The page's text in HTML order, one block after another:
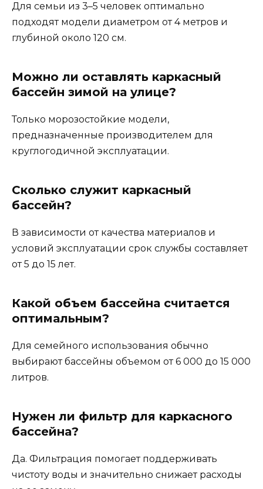
Для семьи из 3–5 человек оптимально
подходят модели диаметром от 4 метров и
глубиной около 120 см.
Можно ли оставлять каркасный
бассейн зимой на улице?
Только морозостойкие модели,
предназначенные производителем для
круглогодичной эксплуатации.
Сколько служит каркасный
бассейн?
В зависимости от качества материалов и
условий эксплуатации срок службы составляет
от 5 до 15 лет.
Какой объем бассейна считается
оптимальным?
Для семейного использования обычно
выбирают бассейны объемом от 6 000 до 15 000
литров.
Нужен ли фильтр для каркасного
бассейна?
Да. Фильтрация помогает поддерживать
чистоту воды и значительно снижает расходы